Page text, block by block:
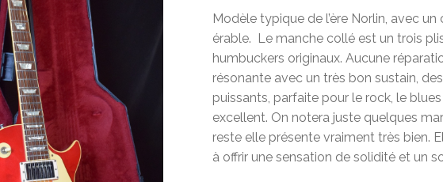
Modèle typique de l’ère Norlin, avec
érable. Le manche collé est un trois
humbuckers originaux. Aucune
résonante avec un très bon sustain,
puissants, parfaite pour le rock, le
excellent. On notera juste quelques
reste elle présente vraiment très bien.
à offrir une sensation de solidité et un